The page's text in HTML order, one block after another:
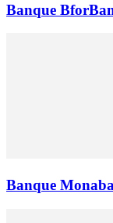
Banque
Banque